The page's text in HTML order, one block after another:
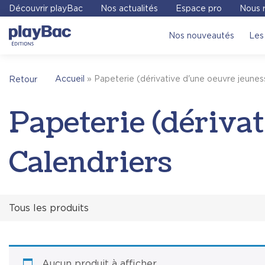
Découvrir playBac Nos actualités Espace pro Nous
Nos nouveautés
Retour Accueil » Papeterie (dérivative d'une oeuvre
Papeterie
Calendriers
Tous les produits
Panneau de gestion des cookies